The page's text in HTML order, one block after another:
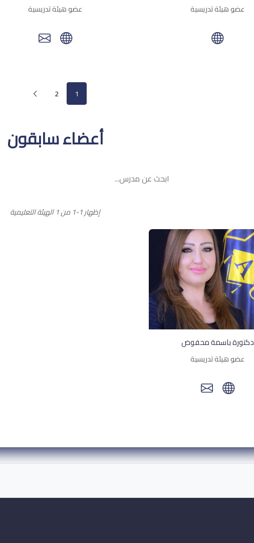
عضو هيئة تدريسية عضو هيئة تدريسية
1
2
أعضاء سابقون
إظهار 1-1 من 1 الهيئة التعليمية
دكتورة باسمة محفوض
عضو هيئة تدريسية